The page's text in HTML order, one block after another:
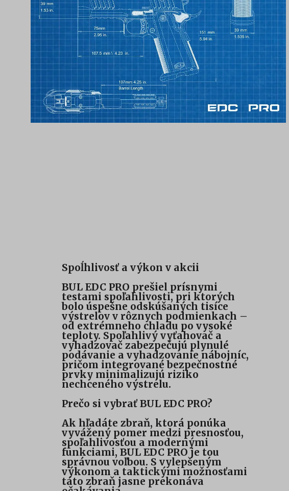
Spoĺhlivosť a výkon v akcii
BUL EDC PRO prešiel prísnymi
testami spoľahlivosti, pri ktorých
bolo úspešne odskúšaných tisíce
výstrelov v rôznych podmienkach –
od extrémneho chladu po vysoké
teploty. Spoľahlivý vyťahovač a
vyhadzovač zabezpečujú plynulé
podávanie a vyhadzovanie nábojníc,
pričom integrované bezpečnostné
prvky minimalizujú riziko
nechceného výstrelu.
Prečo si vybrať BUL EDC PRO?
Ak hľadáte zbraň, ktorá ponúka
vyvážený pomer medzi presnosťou,
spoľahlivosťou a modernými
funkciami, BUL EDC PRO je tou
správnou voľbou. S vylepšeným
výkonom a taktickými možnosťami
táto zbraň jasne prekonáva